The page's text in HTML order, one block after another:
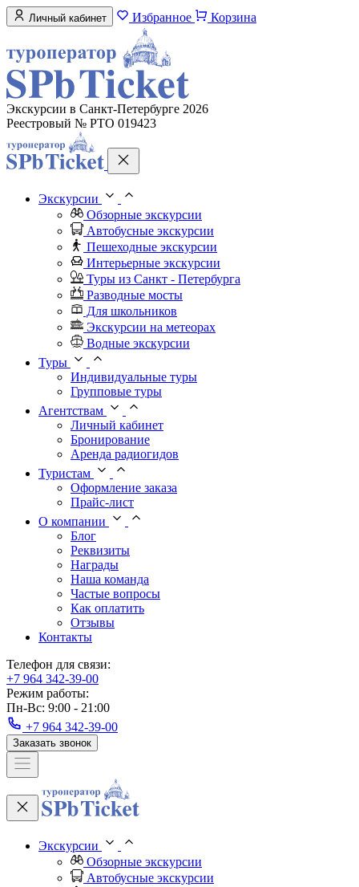
Личный кабинет Избранное Корзина
Экскурсии в Санкт-Петербурге 2026
Реестровый № РТО 019423
Экскурсии
Обзорные экскурсии
Автобусные экскурсии
Пешеходные экскурсии
Интерьерные экскурсии
Туры из Санкт - Петербурга
Разводные мосты
Для школьников
Экскурсии на метеорах
Водные экскурсии
Туры
Индивидуальные туры
Групповые туры
Агентствам
Личный кабинет
Бронирование
Аренда радиогидов
Туристам
Оформление заказа
Прайс-лист
О компании
Блог
Реквизиты
Награды
Наша команда
Частые вопросы
Как оплатить
Отзывы
Контакты
Телефон для связи:
+7 964 342-39-00
Режим работы:
Пн-Вс: 9:00 - 21:00
+7 964 342-39-00
Заказать звонок
Экскурсии
Обзорные экскурсии
Автобусные экскурсии